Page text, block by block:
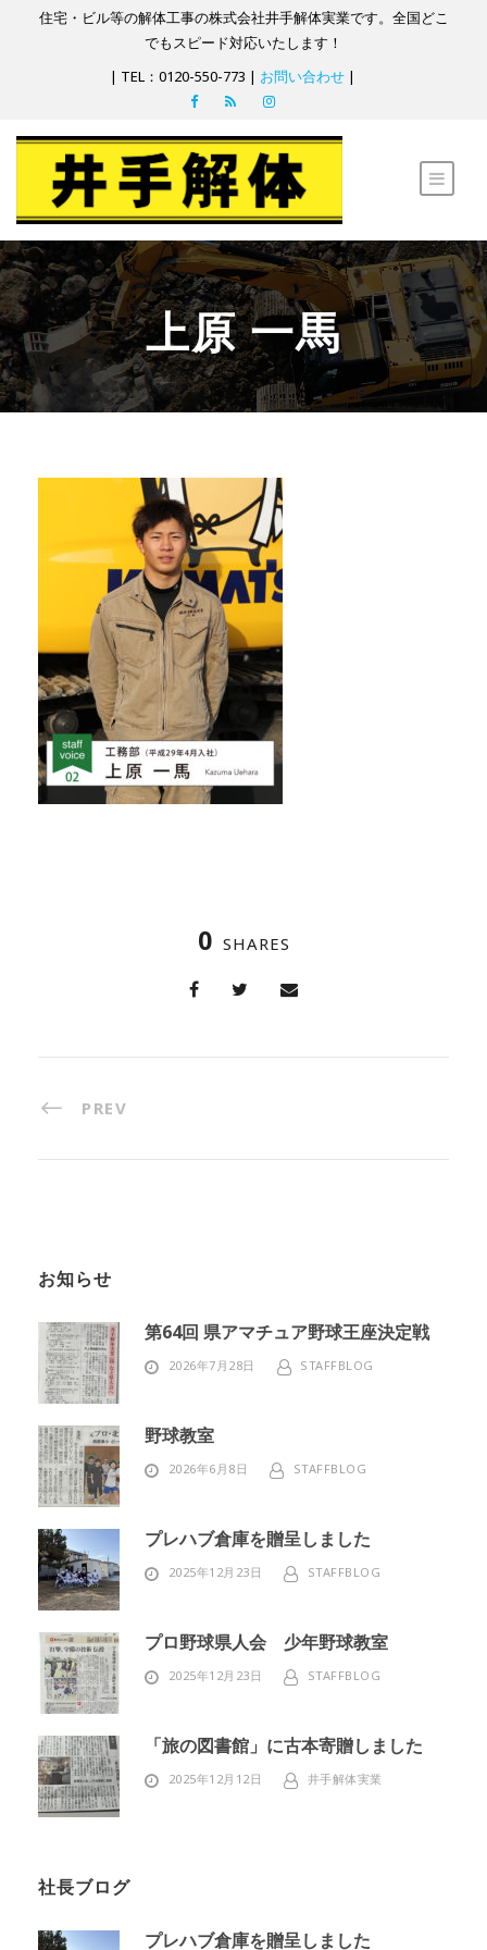
住宅・ビル等の解体工事の株式会社井手解体実業です。全国どこ
でもスピード対応いたします！
| TEL：0120-550-773 | お問い合わせ |
上原 一馬
0 SHARES
PREV
お知らせ
第64回 県アマチュア野球王座決定戦
2026年7月28日 STAFFBLOG
野球教室
2026年6月8日 STAFFBLOG
プレハブ倉庫を贈呈しました
2025年12月23日 STAFFBLOG
プロ野球県人会 少年野球教室
2025年12月23日 STAFFBLOG
「旅の図書館」に古本寄贈しました
2025年12月12日 井手解体実業
社長ブログ
プレハブ倉庫を贈呈しました